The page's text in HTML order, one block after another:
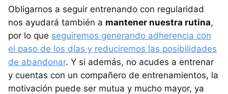
Obligarnos a seguir entrenando con regularidad
nos ayudará también a mantener nuestra rutina,
por lo que seguiremos generando adherencia con
el paso de los días y reduciremos las posibilidades
de abandonar. Y si además, no acudes a entrenar
y cuentas con un compañero de entrenamientos, la
motivación puede ser mutua y mucho mayor, ya